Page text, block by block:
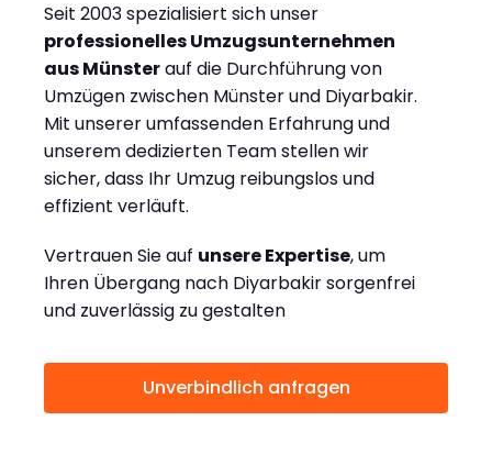
Seit 2003 spezialisiert sich unser
professionelles Umzugsunternehmen
aus Münsterauf die Durchführung von
Umzügen zwischen Münster und Diyarbakir.
Mit unserer umfassenden Erfahrung und
unserem dedizierten Team stellen wir
sicher, dass Ihr Umzug reibungslos und
effizient verläuft.
Vertrauen Sie auf unsere Expertise, um
Ihren Übergang nach Diyarbakir sorgenfrei
und zuverlässig zu gestalten
Unverbindlich anfragen